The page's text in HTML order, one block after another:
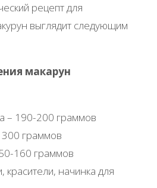
рецепт для
выглядит следующим
макарун
– 190-200 граммов
граммов
160 граммов
начинка для